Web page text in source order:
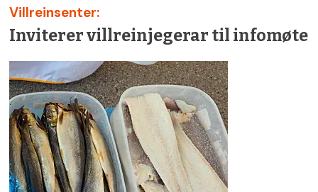
Villreinsenter:
Inviterer villreinjegerar til infomøte